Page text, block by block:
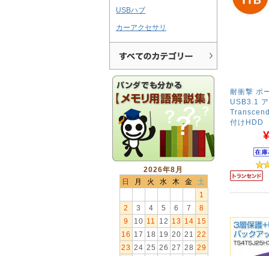
USBハブ
カーアクセサリ
2026年8月
日
月 火 水 木 金
土
1
2
3 4 5 6 7
8
9
10 11 12 13 14 15
16
17 18 19 20 21
22
23 24 25 26 27 28 29
耐衝撃 ポ
USB3.1
付けHDD